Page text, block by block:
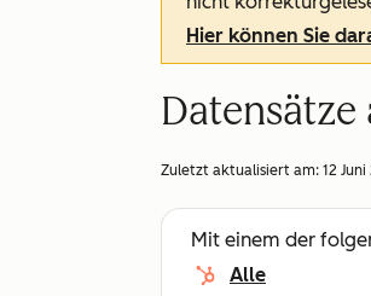
Hier können Sie
Datensätze
Zuletzt aktualisiert am: 12
Mit einem der
Alle